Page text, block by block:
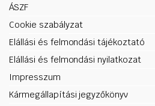
ÁSZF
Cookie szabályzat
Elállási és felmondási tájékoztató
Elállási és felmondási nyilatkozat
Impresszum
Kármegállapítási jegyzőkönyv